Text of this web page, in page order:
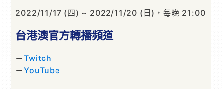
2022/11/17 (四) ~ 2022/11/20 (日)，每晚 21:00
台港澳官方轉播頻道
－Twitch
－YouTube